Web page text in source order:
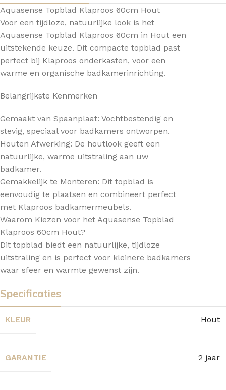
Aquasense Topblad Klaproos 60cm Hout
Voor een tijdloze, natuurlijke look is het
Aquasense Topblad Klaproos 60cm in Hout een
uitstekende keuze. Dit compacte topblad past
perfect bij Klaproos onderkasten, voor een
warme en organische badkamerinrichting.
Belangrijkste Kenmerken
Gemaakt van Spaanplaat: Vochtbestendig en
stevig, speciaal voor badkamers ontworpen.
Houten Afwerking: De houtlook geeft een
natuurlijke, warme uitstraling aan uw
badkamer.
Gemakkelijk te Monteren: Dit topblad is
eenvoudig te plaatsen en combineert perfect
met Klaproos badkamermeubels.
Waarom Kiezen voor het Aquasense Topblad
Klaproos 60cm Hout?
Dit topblad biedt een natuurlijke, tijdloze
uitstraling en is perfect voor kleinere badkamers
waar sfeer en warmte gewenst zijn.
Specificaties
KLEUR Hout
GARANTIE 2 jaar